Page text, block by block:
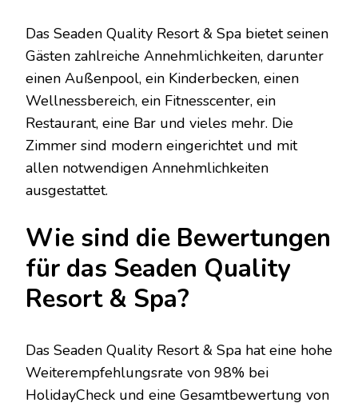
Das Seaden Quality Resort & Spa bietet seinen
Gästen zahlreiche Annehmlichkeiten, darunter
einen Außenpool, ein Kinderbecken, einen
Wellnessbereich, ein Fitnesscenter, ein
Restaurant, eine Bar und vieles mehr. Die
Zimmer sind modern eingerichtet und mit
allen notwendigen Annehmlichkeiten
ausgestattet.
Wie sind die Bewertungen
für das Seaden Quality
Resort & Spa?
Das Seaden Quality Resort & Spa hat eine hohe
Weiterempfehlungsrate von 98% bei
HolidayCheck und eine Gesamtbewertung von